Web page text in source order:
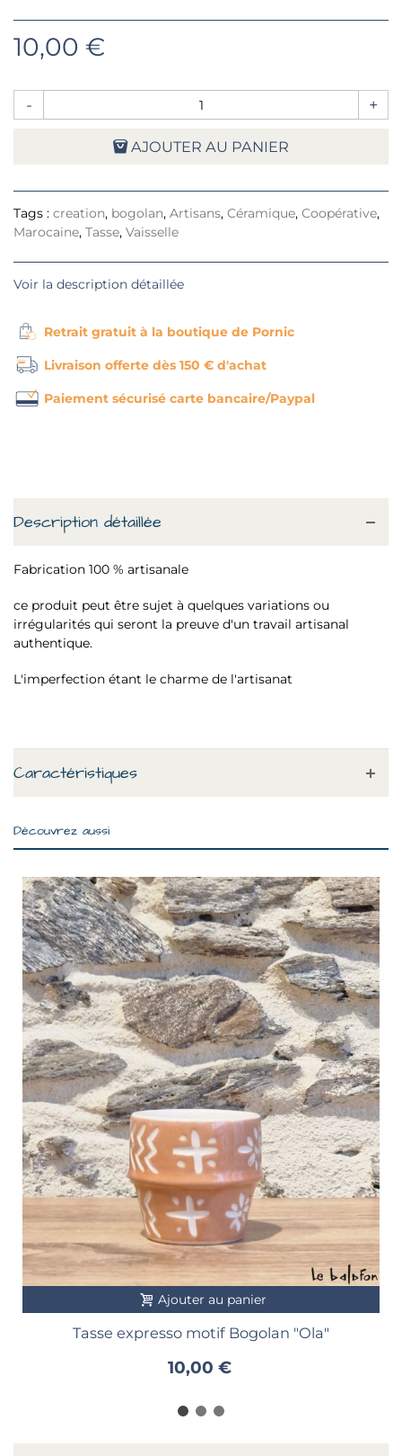
10,00 €
- +
AJOUTER AU PANIER
Tags : creation, bogolan, Artisans, Céramique, Coopérative,
Marocaine, Tasse, Vaisselle
Voir la description détaillée
Retrait gratuit à la boutique de Pornic
Livraison offerte dès 150 € d'achat
Paiement sécurisé carte bancaire/Paypal
Description détaillée
Fabrication 100 % artisanale
ce produit peut être sujet à quelques variations ou
irrégularités qui seront la preuve d'un travail artisanal
authentique.
L'imperfection étant le charme de l'artisanat
Caractéristiques
Découvrez aussi
Ajouter au panier
Tasse expresso motif Bogolan "Ola"
10,00 €